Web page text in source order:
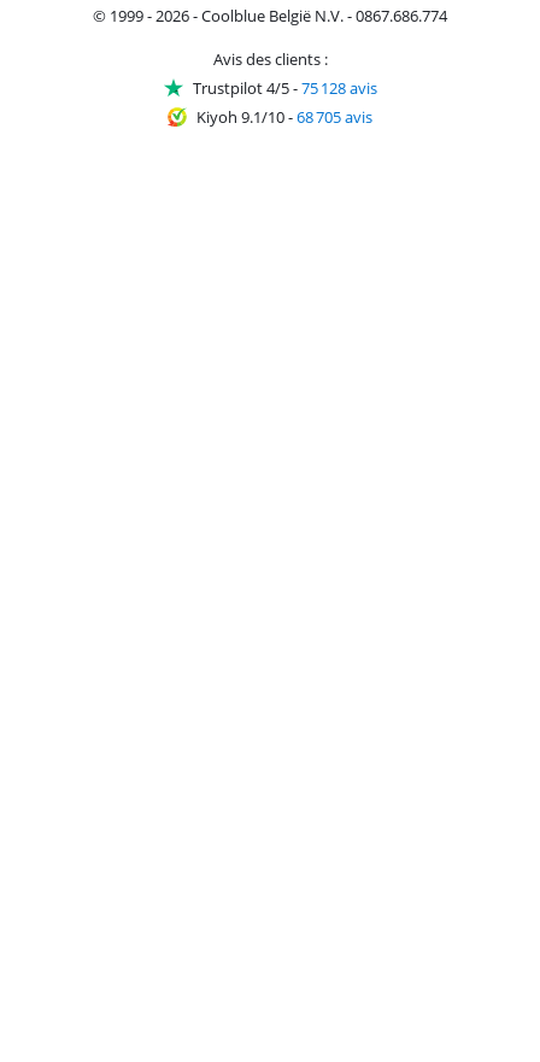
© 1999 - 2026 - Coolblue België N.V. - 0867.686.774
Avis des clients :
Trustpilot 4/5-75 128 avis
Kiyoh 9.1/10-68 705 avis